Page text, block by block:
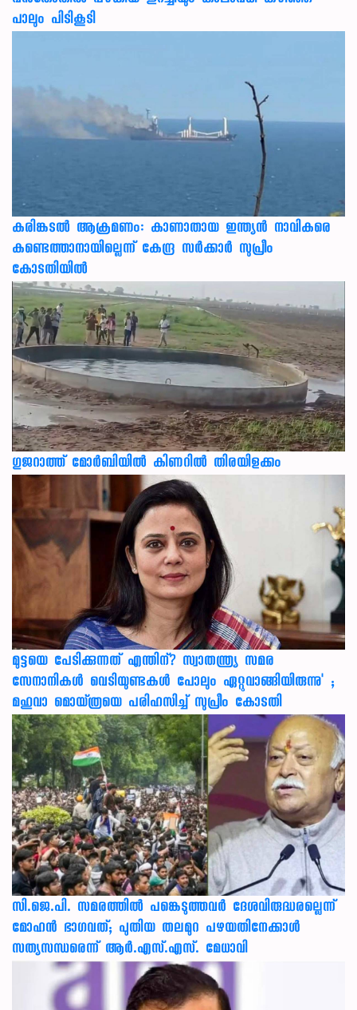
പാലും പിടികൂടി
കരിങ്കടൽ ആക്രമണം: കാണാതായ ഇന്ത്യൻ നാവികരെ
കണ്ടെത്താനായില്ലെന്ന് കേന്ദ്ര സർക്കാർ സുപ്രീം
കോടതിയിൽ
ഗുജറാത്ത് മോർബിയിൽ കിണറിൽ തിരയിളക്കം
മുട്ടയെ പേടിക്കുന്നത് എന്തിന്? സ്വാതന്ത്ര്യ സമര
സേനാനികൾ വെടിയുണ്ടകൾ പോലും ഏറ്റുവാങ്ങിയിരുന്നു' ;
മഹുവാ മൊയ്ത്രയെ പരിഹസിച്ച് സുപ്രീം കോടതി
സി.ജെ.പി. സമരത്തിൽ പങ്കെടുത്തവർ ദേശവിരുദ്ധരല്ലെന്ന്
മോഹൻ ഭാഗവത്; പുതിയ തലമുറ പഴയതിനേക്കാൾ
സത്യസന്ധരെന്ന് ആർ.എസ്.എസ്. മേധാവി